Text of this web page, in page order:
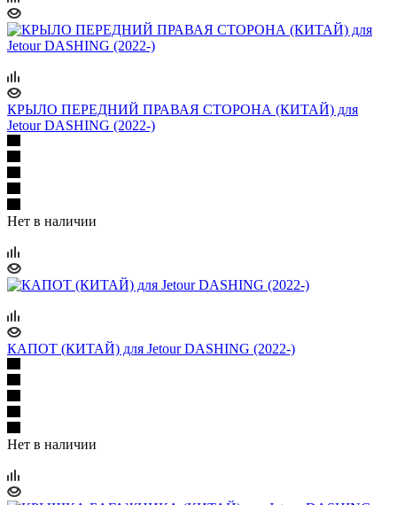
КРЫЛО ПЕРЕДНИЙ ПРАВАЯ СТОРОНА (КИТАЙ) для
Jetour DASHING (2022-)
Нет в наличии
КАПОТ (КИТАЙ) для Jetour DASHING (2022-)
Нет в наличии